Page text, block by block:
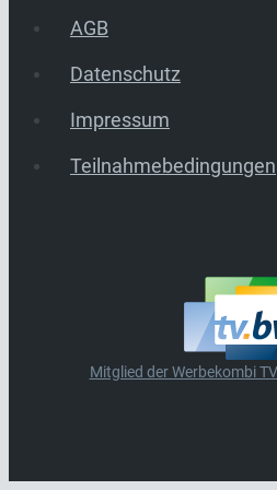
AGB
Datenschutz
Impressum
Teilnahmebedingungen
Mitglied der Werbekombi